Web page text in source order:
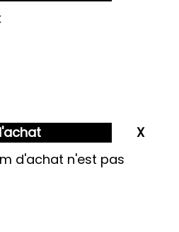
d'achat n'est pas